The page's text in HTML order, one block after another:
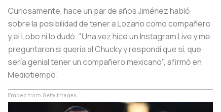
Curiosamente, hace un par de años Jiménez habló
sobre la posibilidad de tener a Lozano como compañero
y el Lobo ni lo dudó. "Una vez hice un Instagram Live y me
preguntaron si quería al Chucky y respondí que sí, que
sería genial tener un compañero mexicano", afirmó en
Mediotiempo.
Embed from Getty Images